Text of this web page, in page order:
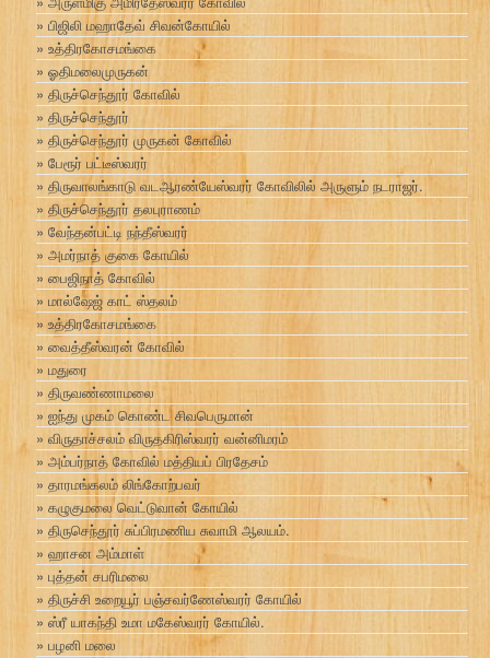
பிஜிலி மஹாதேவ் சிவன்கோயில்
உத்திரகோசமங்கை
ஓதிமலைமுருகன்
திருச்செந்தூர் கோவில்
திருச்செந்தூர்
திருச்செந்தூர் முருகன் கோவில்
பேரூர் பட்டீஸ்வரர்
திருவாலங்காடு வடஆரண்யேஸ்வரர் கோவிலில் அருளும் நடராஜர்.
திருச்செந்தூர் தலபுராணம்
வேந்தன்பட்டி நந்தீஸ்வரர்
அமர்நாத் குகை கோயில்
பைஜிநாத் கோவில்
மால்ஷேஜ் காட் ஸ்தலம்
உத்திரகோசமங்கை
வைத்தீஸ்வரன் கோவில்
மதுரை
திருவண்ணாமலை
ஐந்து முகம் கொண்ட சிவபெருமான்
விருதாச்சலம் விருதகிரிஸ்வரர் வன்னிமரம்
அம்பர்நாத் கோவில் மத்தியப் பிரதேசம்
தாரமங்கலம் லிங்கோற்பவர்
கழுகுமலை வெட்டுவான் கோயில்
திருசெந்தூர் சுப்பிரமணிய சுவாமி ஆலயம்.
ஹாசன அம்மாள்
புத்தன் சபரிமலை
திருச்சி உறையூர் பஞ்சவர்ணேஸ்வரர் கோயில்
ஸ்ரீ யாகந்தி உமா மகேஸ்வரர் கோயில்.
பழனி மலை